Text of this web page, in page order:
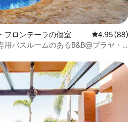
フロンテーラの個室 レビュー88
4.95 (88)
バスルームのあるB&B@プラヤ・